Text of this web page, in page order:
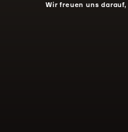
Wir freuen uns